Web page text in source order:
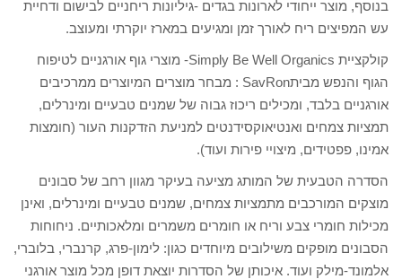
בנוסף, מוצר ייחודי לארונות בגדים -גיליונות ריחניים לבישום ודחיית
עש המפיצים ריח לאורך זמן ומגיעים במארז יוקרתי ומעוצב.
קולקציית Simply Be Well Organics- מוצרי גוף אורגניים לטיפוח
הגוף והנפש מביתSavRon : מבחר מוצרים המיוצרים ממרכיבים
אורגניים בלבד, ומכילים ריכוז גבוה של שמנים טבעיים ומינרלים,
תמציות צמחים ואנטיאוקסידנטים למניעת הזדקנות העור (חומצות
אמינו, פפטידים, מיצויי פירות ועוד).
הסדרה הטבעית של המותג מציעה בעיקר מגוון רחב של סבונים
מוצקים המורכבים מתמציות צמחים, שמנים טבעיים ומינרלים, ואינן
מכילות חומרי צבע וריח או חומרים משמרים ומלאכותיים. ניחוחות
הסבונים מופקים משילובים מיוחדים כגון: לימון-פרג, קרנברי, בלוברי,
אלמונד-מילק ועוד. איכותן של הסדרות יוצאת דופן מכל מוצר אורגני